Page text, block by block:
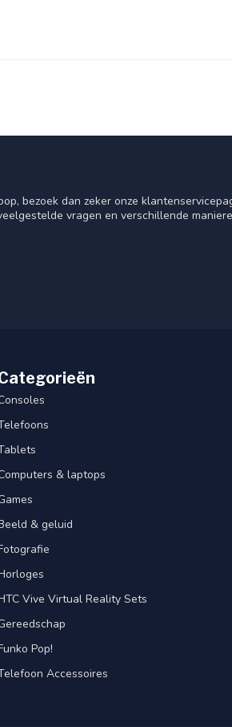
bezoek dan zeker onze
vragen en verschillende
& laptops
& geluid
Vive Virtual Reality Sets
Pop!
Accessoires